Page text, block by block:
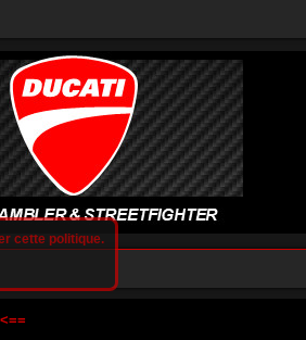
cette politique.